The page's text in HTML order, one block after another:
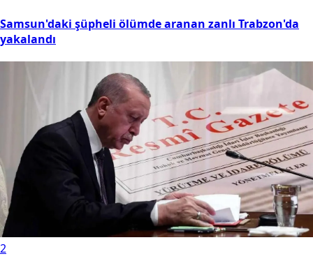
Samsun'daki şüpheli ölümde aranan zanlı Trabzon'da
yakalandı
2